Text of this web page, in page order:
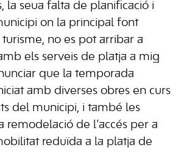
la seua falta de planificació i
on la principal font
turisme, no es pot arribar a
els serveis de platja a mig
que la temporada
amb diverses obres en curs
del municipi, i també les
remodelació de l’accés per a
reduïda a la platja de